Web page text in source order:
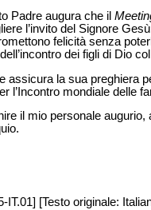
Padre augura che il
l’invito del Signore
felicità senza
dell’incontro dei figli di Dio
assicura la sua preghiera
l’Incontro mondiale delle
il mio personale
IT.01] [Testo originale: